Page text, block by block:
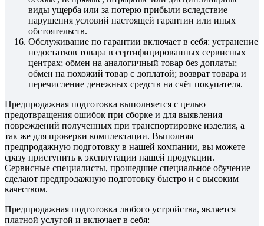
виды ущерба или за потерю прибыли вследствие
нарушения условий настоящей гарантии или иных
обстоятельств.
Обслуживание по гарантии включает в себя: устранение
недостатков товара в сертифицированных сервисных
центрах; обмен на аналогичный товар без доплаты;
обмен на похожий товар с доплатой; возврат товара и
перечисление денежных средств на счёт покупателя.
Предпродажная подготовка выполняется с целью
предотвращения ошибок при сборке и для выявления
повреждений полученных при транспортировке изделия, а
так же для проверки комплектации. Выполняя
предпродажную подготовку в нашей компании, вы можете
сразу приступить к эксплутации нашей продукции.
Сервисные специалисты, прошедшие специальное обучение
сделают предпродажную подготовку быстро и с высоким
качеством.
Предпродажная подготовка любого устройства, является
платной услугой и включает в себя: